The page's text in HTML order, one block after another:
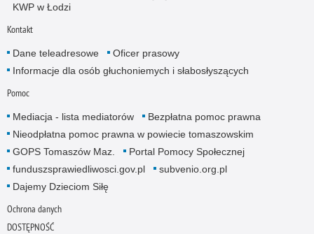
KWP w Łodzi
Kontakt
Dane teleadresowe
Oficer prasowy
Informacje dla osób głuchoniemych i słabosłyszących
Pomoc
Mediacja - lista mediatorów
Bezpłatna pomoc prawna
Nieodpłatna pomoc prawna w powiecie tomaszowskim
GOPS Tomaszów Maz.
Portal Pomocy Społecznej
funduszsprawiedliwosci.gov.pl
subvenio.org.pl
Dajemy Dzieciom Siłę
Ochrona danych
DOSTĘPNOŚĆ